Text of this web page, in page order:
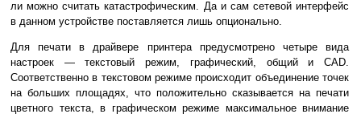
ли можно считать катастрофическим. Да и сам сетевой интерфейс
в данном устройстве поставляется лишь опционально.
Для печати в драйвере принтера предусмотрено четыре вида
настроек — текстовый режим, графический, общий и CAD.
Соответственно в текстовом режиме происходит объединение точек
на больших площадях, что положительно сказывается на печати
цветного текста, в графическом режиме максимальное внимание